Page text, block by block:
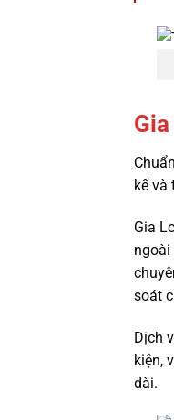
kế và
Gia
soát
Dịch
kiện,
dài.